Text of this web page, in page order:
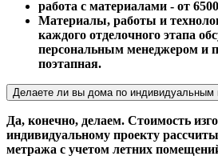
работа с материалами - от
Материалы, работы и
каждого отделочного этапа
персональным менеджером и
поэтапная.
Делаете ли вы дома по индивидуальным
Да, конечно, делаем. Стоимость
индивидуальному проекту
метража с учетом летних